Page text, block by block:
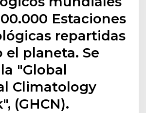
Estaciones
repartidas
el planeta. Se
"Global
Climatology
(GHCN).